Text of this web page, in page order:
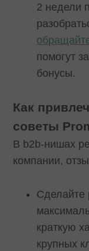
2 недели
помогут
бонусы.
Как
советы
В b2b-нишах
компании,
Сделайте
краткую
крупных